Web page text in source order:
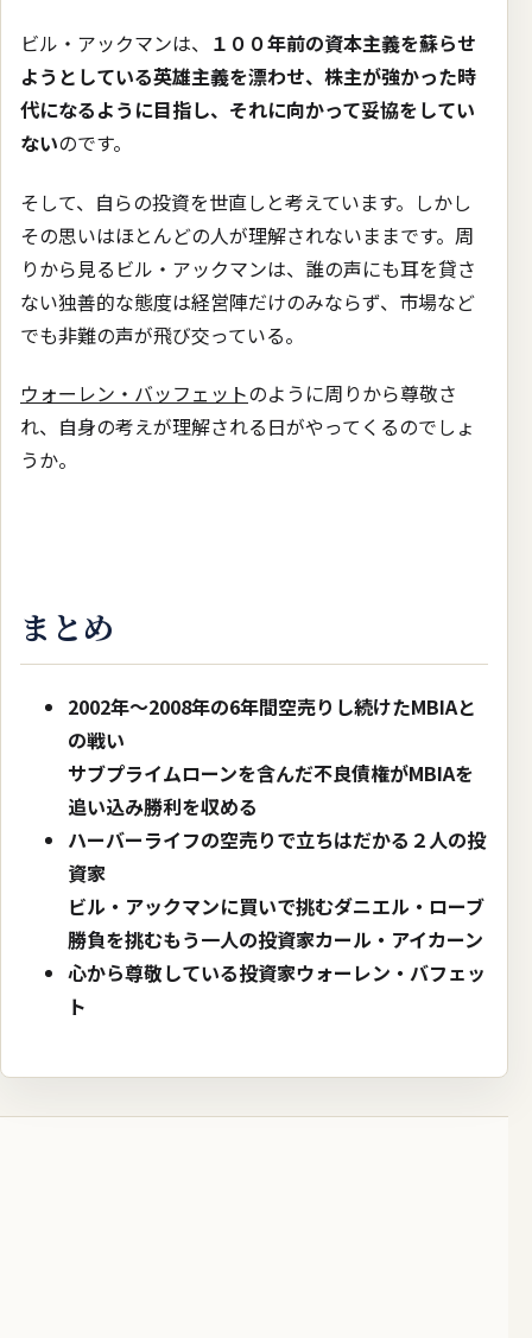
ビル・アックマンは、 １００年前の資本主義を蘇らせ
ようとしている英雄主義を漂わせ、株主が強かった時
代になるように目指し、それに向かって妥協をしてい
ないのです。
そして、自らの投資を世直しと考えています。しかし
その思いはほとんどの人が理解されないままです。周
りから見るビル・アックマンは、誰の声にも耳を貸さ
ない独善的な態度は経営陣だけのみならず、市場など
でも非難の声が飛び交っている。
ウォーレン・バッフェットのように周りから尊敬さ
れ、自身の考えが理解される日がやってくるのでしょ
うか。
まとめ
2002年〜2008年の6年間空売りし続けたMBIAと
の戦い
サブプライムローンを含んだ不良債権がMBIAを
追い込み勝利を収める
ハーバーライフの空売りで立ちはだかる２人の投
資家
ビル・アックマンに買いで挑むダニエル・ローブ
勝負を挑むもう一人の投資家カール・アイカーン
心から尊敬している投資家ウォーレン・バフェッ
ト